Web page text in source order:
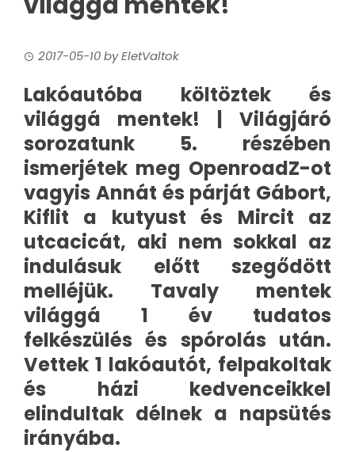
2017-05-10byEletValtok
Lakóautóba költöztek és
világgá mentek! | Világjáró
sorozatunk 5. részében
ismerjétek meg OpenroadZ-ot
vagyis Annát és párját Gábort,
Kiflit a kutyust és Mircit az
utcacicát, aki nem sokkal az
indulásuk előtt szegődött
melléjük. Tavaly mentek
világgá 1 év tudatos
felkészülés és spórolás után.
Vettek 1 lakóautót, felpakoltak
és házi kedvenceikkel
elindultak délnek a napsütés
irányába.